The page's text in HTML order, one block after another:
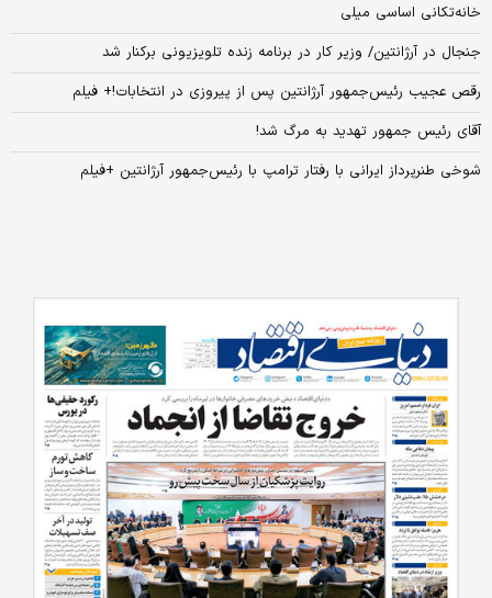
خانه‌تکانی اساسی میلی
جنجال در آرژانتین/ وزیر کار در برنامه زنده تلویزیونی برکنار شد
رقص عجیب رئیس‌جمهور آرژانتین پس از پیروزی در انتخابات!+ فیلم
آقای رئیس جمهور تهدید به مرگ شد!
شوخی طنرپرداز ایرانی با رفتار ترامپ با رئیس‌جمهور آرژانتین +فیلم